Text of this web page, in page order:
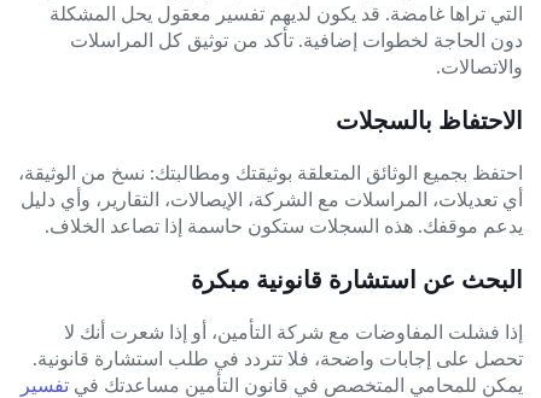
التي تراها غامضة. قد يكون لديهم تفسير معقول يحل المشكلة
دون الحاجة لخطوات إضافية. تأكد من توثيق كل المراسلات
والاتصالات.
الاحتفاظ بالسجلات
احتفظ بجميع الوثائق المتعلقة بوثيقتك ومطالبتك: نسخ من الوثيقة،
أي تعديلات، المراسلات مع الشركة، الإيصالات، التقارير، وأي دليل
يدعم موقفك. هذه السجلات ستكون حاسمة إذا تصاعد الخلاف.
البحث عن استشارة قانونية مبكرة
إذا فشلت المفاوضات مع شركة التأمين، أو إذا شعرت أنك لا
تحصل على إجابات واضحة، فلا تتردد في طلب استشارة قانونية.
يمكن للمحامي المتخصص في قانون التأمين مساعدتك في تفسير